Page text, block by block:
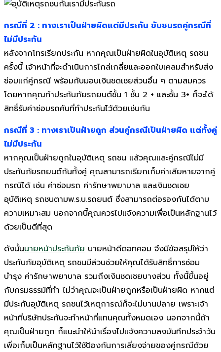
กรณีที่ 2 : ทางเราเป็นฝ่ายผิดแต่มีประกัน ขับชนรถคู่กรณีที่
ไม่มีประกัน
หลังจากโทรเรียกประกัน หากคุณเป็นฝ่ายผิดในอุบัติเหตุ รถชน
ครั้งนี้ เจ้าหน้าที่จะดำเนินการไกล่เกลี่ยและออกใบเคลมสำหรับส่ง
ซ่อมแก่คู่กรณี พร้อมกับมอบเงินชดเชยส่วนอื่น ๆ ตามสมควร
โดยหากคุณทำประกันภัยรถยนต์ชั้น 1 ชั้น 2 + และชั้น 3+ ก็จะได้
สิทธิ์รับค่าซ่อมรถคันที่ทำประกันไว้ด้วยเช่นกัน
กรณีที่ 3 : ทางเราเป็นฝ่ายถูก ส่วนคู่กรณีเป็นฝ่ายผิด แต่ทั้งคู่
ไม่มีประกัน
หากคุณเป็นฝ่ายถูกในอุบัติเหตุ รถชน แล้วคุณและคู่กรณีไม่มี
ประกันภัยรถยนต์กันทั้งคู่ คุณสามารถเรียกเก็บค่าเสียหายจากคู่
กรณีได้ เช่น ค่าซ่อมรถ ค่ารักษาพยาบาล และเงินชดเชย
อุบัติเหตุ รถชนตามพ.ร.บ.รถยนต์ ซึ่งสามารถต่อรองกันได้ตาม
ความเหมาะสม นอกจากนี้คุณควรไปแจ้งความเพื่อเป็นหลักฐานไว้
ด้วยเป็นดีที่สุด
ดังนั้นนายหน้าประกันภัย นายหน้าดีดอทคอม จึงมีข้อสรุปให้ว่า
ประกันภัยอุบัติเหตุ รถชนมีส่วนช่วยให้คุณได้รับสิทธิ์การซ่อม
บำรุง ค่ารักษาพยาบาล รวมถึงเงินชดเชยบางส่วน ทั้งนี้ขึ้นอยู่
กับกรมธรรม์ที่ทำ ไม่ว่าคุณจะเป็นฝ่ายถูกหรือเป็นฝ่ายผิด หากแต่
มีประกันอุบัติเหตุ รถชนไว้เหตุการณ์ก็จะไม่บานปลาย เพราะเจ้า
หน้าที่บริษัทประกันจะทำหน้าที่แทนคุณทั้งหมดเอง นอกจากนี้ถ้า
คุณเป็นฝ่ายถูก ก็แนะนำให้นำเรื่องไปแจ้งความลงบันทึกประจำวัน
เพื่อเก็บเป็นหลักฐานไว้ใช้ป้องกันการเลี่ยงจ่ายของคู่กรณีด้วย